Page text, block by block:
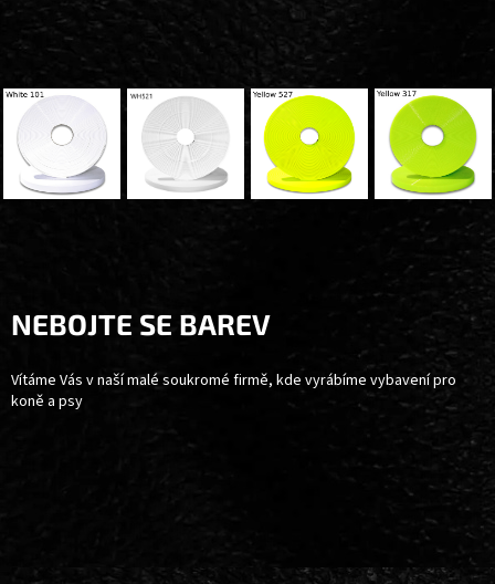
ANEBOJTE SE BAREV
Vítáme Vás v naší malé soukromé firmě, kde vyrábíme vybavení pro
koně a psy